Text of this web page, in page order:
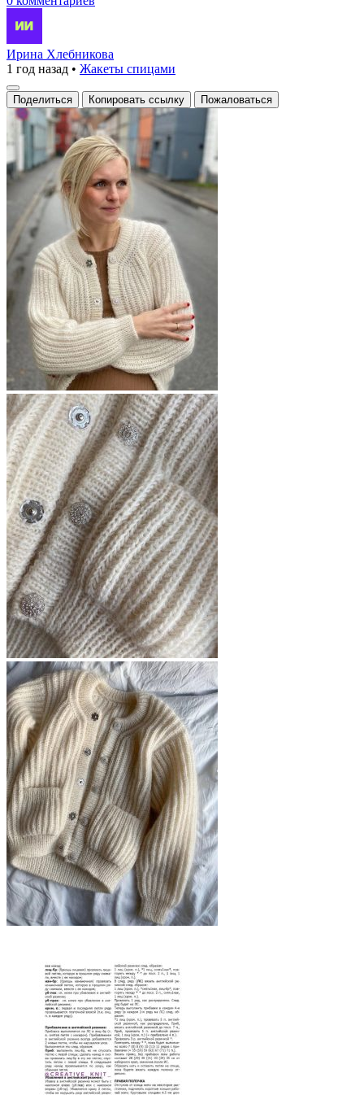
Ирина Хлебникова
1 год назад • Жакеты спицами
Поделиться Копировать ссылку Пожаловаться